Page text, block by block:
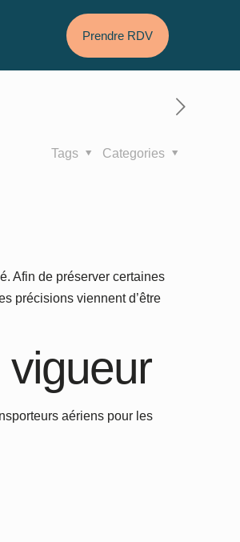
Prendre RDV
Categories
Tags
Afin de préserver certaines
précisions viennent d’être
vigueur
aériens pour les